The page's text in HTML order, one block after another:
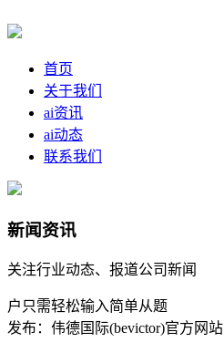
首页
关于我们
ai资讯
ai动态
联系我们
新闻资讯
关注行业动态、报道公司新闻
户只需轻松输入简单从题
发布：伟德国际(bevictor)官方网站